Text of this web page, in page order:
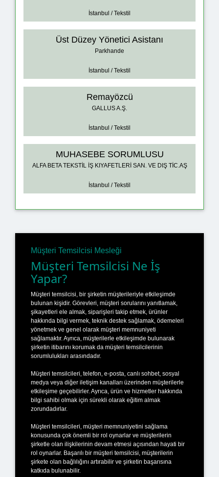
İstanbul / Tekstil
Üst Düzey Yönetici Asistanı
Parkhande
İstanbul / Tekstil
Remayözcü
GALLUS A.Ş.
İstanbul / Tekstil
MUHASEBE SORUMLUSU
ALFA BETA TEKSTİL İŞ KIYAFETLERİ SAN. VE DIŞ TİC.AŞ
İstanbul / Tekstil
Müşteri Temsilcisi Mesleği
Müşteri Temsilcisi Ne İş
Yapar?
Müşteri temsilcisi, bir şirketin müşterileriyle etkileşimde
bulunan kişidir. Görevleri, müşteri sorularını yanıtlamak,
şikayetleri ele almak, siparişleri takip etmek, ürünler
hakkında bilgi vermek, teknik destek sağlamak, ödemeleri
yönetmek ve genel olarak müşteri memnuniyeti
sağlamaktır. Ayrıca, müşterilerle etkileşimde bulunarak
şirketin itibarını korumak da müşteri temsilcilerinin
sorumlulukları arasındadır.
Müşteri temsilcileri, telefon, e-posta, canlı sohbet, sosyal
medya veya diğer iletişim kanalları üzerinden müşterilerle
etkileşime geçebilirler. Ayrıca, ürün ve hizmetler hakkında
bilgi sahibi olmak için sürekli olarak eğitim almak
zorundadırlar.
Müşteri temsilcileri, müşteri memnuniyetini sağlama
konusunda çok önemli bir rol oynarlar ve müşterilerin
şirketle olan ilişkilerinin devam etmesi açısından hayati bir
rol oynarlar. Başarılı bir müşteri temsilcisi, müşterilerin
şirkete olan bağlılığını artırabilir ve şirketin başarısına
katkıda bulunabilir.